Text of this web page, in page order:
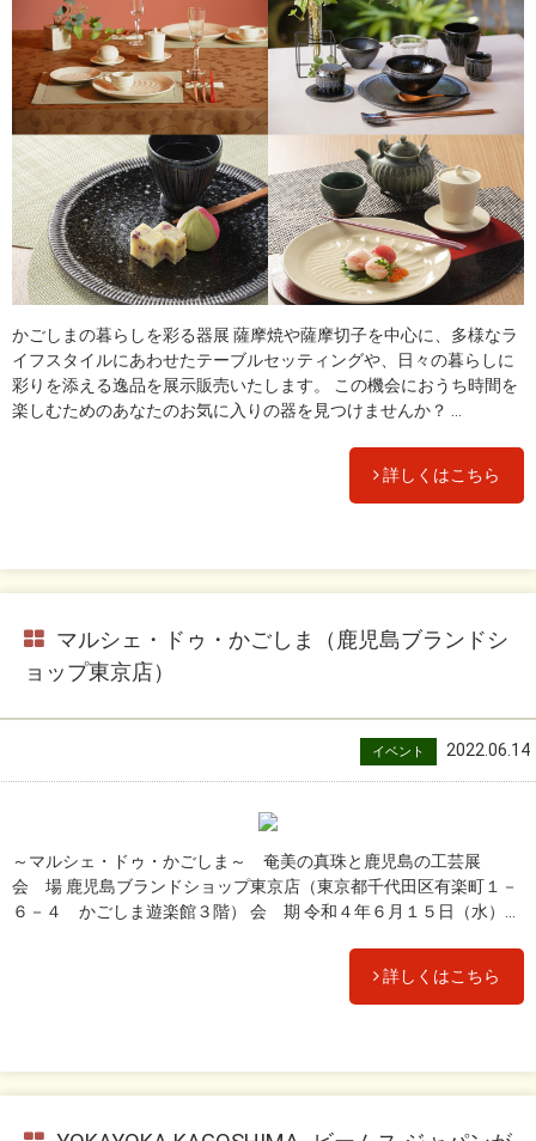
かごしまの暮らしを彩る器展 薩摩焼や薩摩切子を中心に、多様なラ
イフスタイルにあわせたテーブルセッティングや、日々の暮らしに
彩りを添える逸品を展示販売いたします。 この機会におうち時間を
楽しむためのあなたのお気に入りの器を見つけませんか？ ...
詳しくはこちら
マルシェ・ドゥ・かごしま（鹿児島ブランドシ
ョップ東京店）
イベント 2022.06.14
～マルシェ・ドゥ・かごしま～ 奄美の真珠と鹿児島の工芸展
会 場 鹿児島ブランドショップ東京店（東京都千代田区有楽町１－
６－４ かごしま遊楽館３階） 会 期 令和４年６月１５日（水）...
詳しくはこちら